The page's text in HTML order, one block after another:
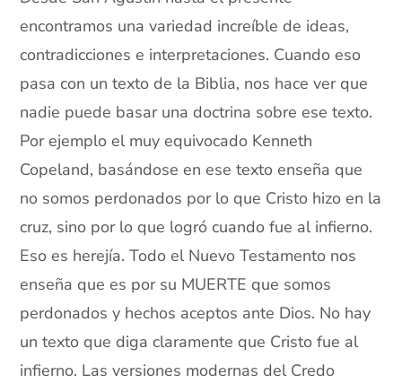
encontramos una variedad increíble de ideas,
contradicciones e interpretaciones. Cuando eso
pasa con un texto de la Biblia, nos hace ver que
nadie puede basar una doctrina sobre ese texto.
Por ejemplo el muy equivocado Kenneth
Copeland, basándose en ese texto enseña que
no somos perdonados por lo que Cristo hizo en la
cruz, sino por lo que logró cuando fue al infierno.
Eso es herejía. Todo el Nuevo Testamento nos
enseña que es por su MUERTE que somos
perdonados y hechos aceptos ante Dios. No hay
un texto que diga claramente que Cristo fue al
infierno. Las versiones modernas del Credo